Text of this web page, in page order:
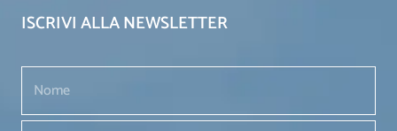
ISCRIVI ALLA NEWSLETTER